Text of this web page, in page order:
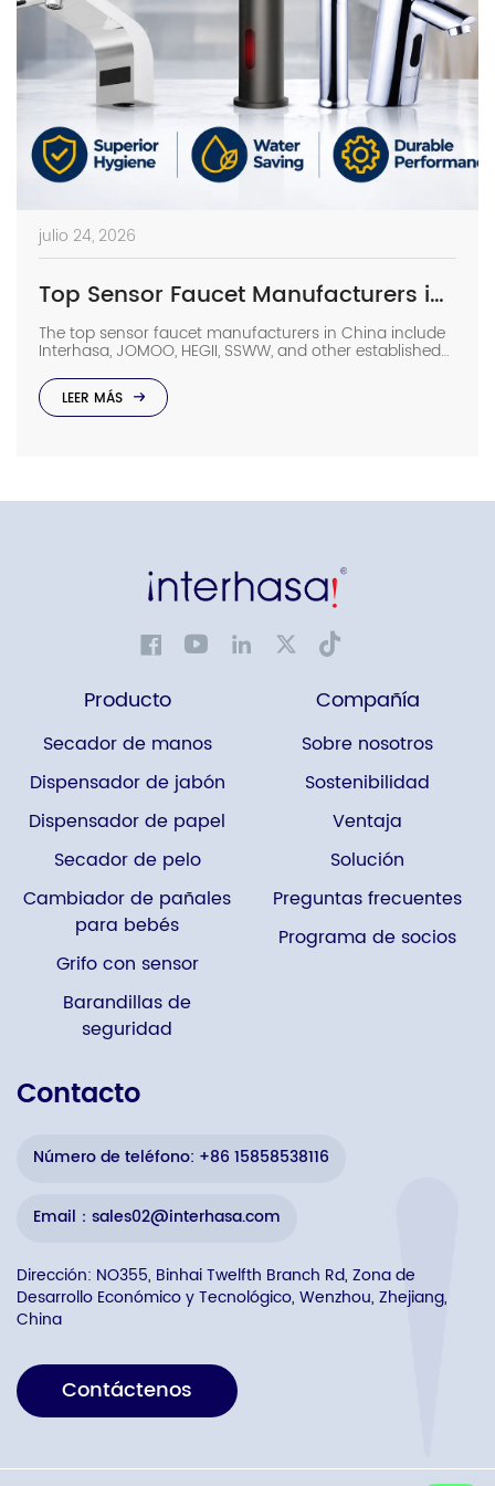
julio 24, 2026
Top Sensor Faucet Manufacturers in China (2026 Update)
The top sensor faucet manufacturers in China include
Interhasa, JOMOO, HEGII, SSWW, and other established
capabilities, OEM/ODM support, and commercial
project experience. They provide sensor faucets for
hotels, hospitals, airports, offices, and other high-traffic
LEER MÁS
Producto
Secador de manos
Dispensador de jabón
Dispensador de papel
Secador de pelo
Cambiador de pañales
para bebés
Grifo con sensor
Barandillas de
seguridad
Compañía
Sobre nosotros
Sostenibilidad
Ventaja
Solución
Preguntas frecuentes
Programa de socios
Contacto
Número de teléfono: +86 15858538116
Email：sales02@interhasa.com
Dirección: NO355, Binhai Twelfth Branch Rd, Zona de
Desarrollo Económico y Tecnológico, Wenzhou, Zhejiang,
China
Contáctenos